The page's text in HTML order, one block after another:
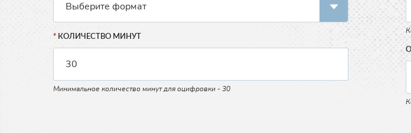
КОЛИЧЕСТВО МИНУТ
Минимальное количество минут для оцифровки - 30